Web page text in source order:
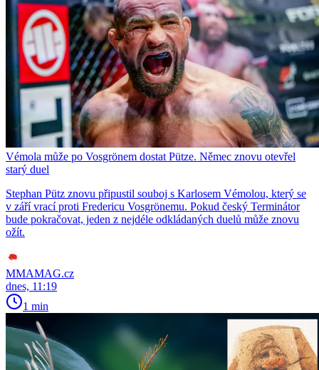
Vémola může po Vosgrönem dostat Pütze. Němec znovu otevřel
starý duel
Stephan Pütz znovu připustil souboj s Karlosem Vémolou, který se
v září vrací proti Fredericu Vosgrönemu. Pokud český Terminátor
bude pokračovat, jeden z nejdéle odkládaných duelů může znovu
ožít.
MMAMAG.cz
dnes, 11:19
1 min